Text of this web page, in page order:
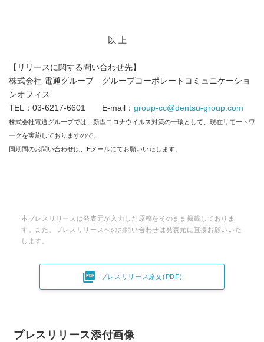
以 上
【リリースに関する問い合わせ先】
株式会社 電通グループ グループコーポレートコミュニケーショ
ンオフィス
TEL：03-6217-6601 E-mail： group-cc@dentsu-group.com
株式会社電通グループでは、新型コロナウイルス対策の一環として、現在リモートワ
ークを実施しておりますので、
同期間のお問い合わせは、Eメールにてお願いいたします。
本プレスリリースは発表元が入力した原稿をそのまま掲載しておりま
す。また、プレスリリースへのお問い合わせは発表元に直接お願いいた
します。
 プレスリリース原文(PDF)
プレスリリース添付画像